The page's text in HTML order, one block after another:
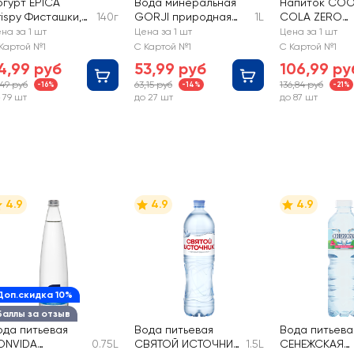
Фисташки,
без змж
140г
за 1 шт
№1
руб
руб -16%
79 шт
GORJI природная
лечебно-столовая
газированная
1L
Цена за 1 шт
С Картой №1
53,99 руб
63,15 руб -14%
до 27 шт
COLA ZERO
газированный
Цена за 1 шт
С Картой №1
106,99
136,84 руб -21%
до 87 шт
10%
за отзыв
4.9
питьевая
0.75L
4.9
Вода питьевая
СВЯТОЙ ИСТОЧНИК
1.5L
4.9
Вода
СЕНЕЖСКАЯ